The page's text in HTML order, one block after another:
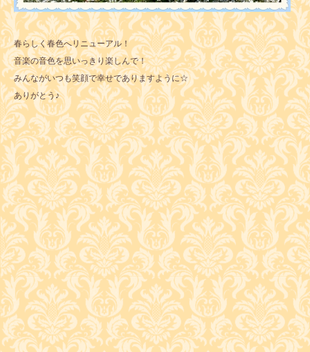
春らしく春色へリニューアル！
音楽の音色を思いっきり楽しんで！
みんながいつも笑顔で幸せでありますように☆
ありがとう♪